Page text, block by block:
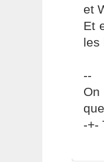
et
Et
les
--
On
-+-